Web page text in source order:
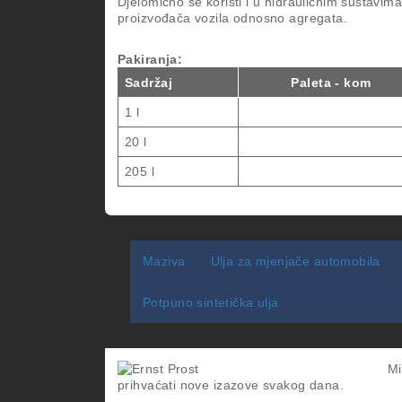
proizvođača vozila odnosno agregata.
Pakiranja:
Sadržaj
Paleta - kom
1 l
20 l
205 l
Maziva Ulja za mjenjače automobila
Potpuno sintetička ulja
prihvaćati nove izazove svakog dana.